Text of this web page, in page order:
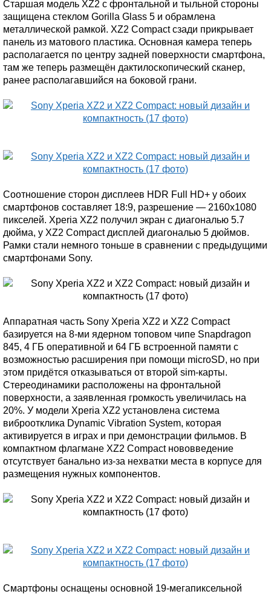
Старшая модель XZ2 с фронтальной и тыльной стороны
защищена стеклом Gorilla Glass 5 и обрамлена
металлической рамкой. XZ2 Compact сзади прикрывает
панель из матового пластика. Основная камера теперь
располагается по центру задней поверхности смартфона,
там же теперь размещён дактилоскопический сканер,
ранее располагавшийся на боковой грани.
Соотношение сторон дисплеев HDR Full HD+ у обоих
смартфонов составляет 18:9, разрешение — 2160x1080
пикселей. Xperia XZ2 получил экран с диагональю 5.7
дюйма, у XZ2 Compact дисплей диагональю 5 дюймов.
Рамки стали немного тоньше в сравнении с предыдущими
смартфонами Sony.
Аппаратная часть Sony Xperia XZ2 и XZ2 Compact
базируется на 8-ми ядерном топовом чипе Snapdragon
845, 4 ГБ оперативной и 64 ГБ встроенной памяти с
возможностью расширения при помощи microSD, но при
этом придётся отказываться от второй sim-карты.
Стереодинамики расположены на фронтальной
поверхности, а заявленная громкость увеличилась на
20%. У модели Xperia XZ2 установлена система
виброотклика Dynamic Vibration System, которая
активируется в играх и при демонстрации фильмов. В
компактном флагмане XZ2 Compact нововведение
отсутствует банально из-за нехватки места в корпусе для
размещения нужных компонентов.
Смартфоны оснащены основной 19-мегапиксельной